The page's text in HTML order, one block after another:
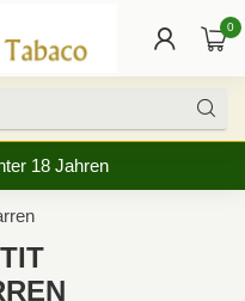
0
18 Jahren